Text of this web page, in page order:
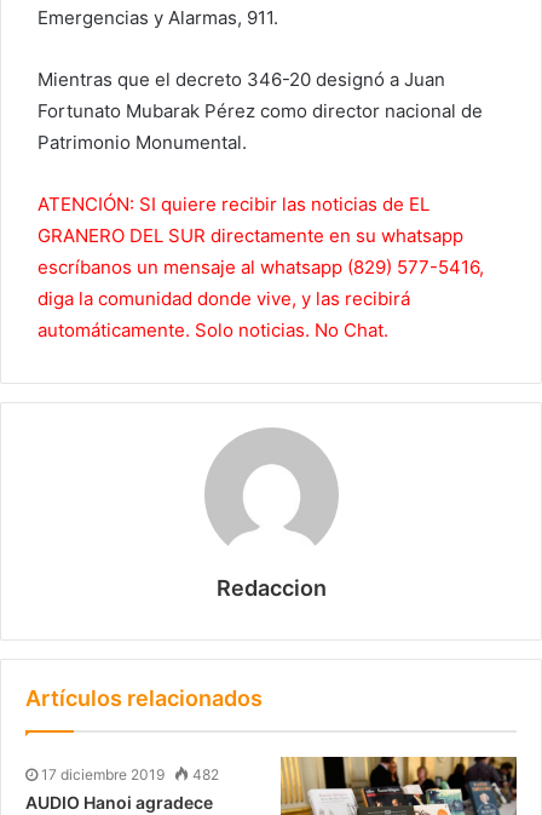
Emergencias y Alarmas, 911.
Mientras que el decreto 346-20 designó a Juan
Fortunato Mubarak Pérez como director nacional de
Patrimonio Monumental.
ATENCIÓN: SI quiere recibir las noticias de EL
GRANERO DEL SUR directamente en su whatsapp
escríbanos un mensaje al whatsapp (829) 577-5416,
diga la comunidad donde vive, y las recibirá
automáticamente. Solo noticias. No Chat.
Redaccion
Artículos relacionados
17 diciembre 2019 482
AUDIO Hanoi agradece